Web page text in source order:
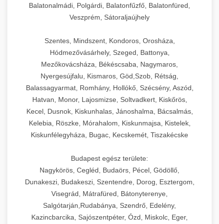
Balatonalmádi, Polgárdi, Balatonfűzfő, Balatonfüred,
Veszprém, Sátoraljaújhely
Szentes, Mindszent, Kondoros, Orosháza,
Hódmezővásárhely, Szeged, Battonya,
Mezőkovácsháza, Békéscsaba, Nagymaros,
Nyergesújfalu, Kismaros, Göd,Szob, Rétság,
Balassagyarmat, Romhány, Hollókő, Szécsény, Aszód,
Hatvan, Monor, Lajosmizse, Soltvadkert, Kiskőrös,
Kecel, Dusnok, Kiskunhalas, Jánoshalma, Bácsalmás,
Kelebia, Röszke, Mórahalom, Kiskunmajsa, Kistelek,
Kiskunfélegyháza, Bugac, Kecskemét, Tiszakécske
Budapest egész területe:
Nagykörös, Cegléd, Budaörs, Pécel, Gödöllő,
Dunakeszi, Budakeszi, Szentendre, Dorog, Esztergom,
Visegrád, Mátrafüred, Bátonyterenye,
Salgótarján,Rudabánya, Szendrő, Edelény,
Kazincbarcika, Sajószentpéter, Ózd, Miskolc, Eger,